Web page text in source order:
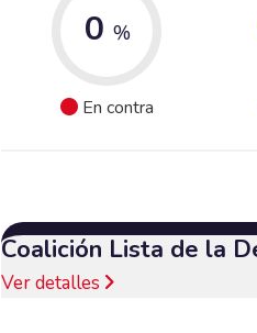
0 %
En contra
Coalición Lista de la
Ver detalles